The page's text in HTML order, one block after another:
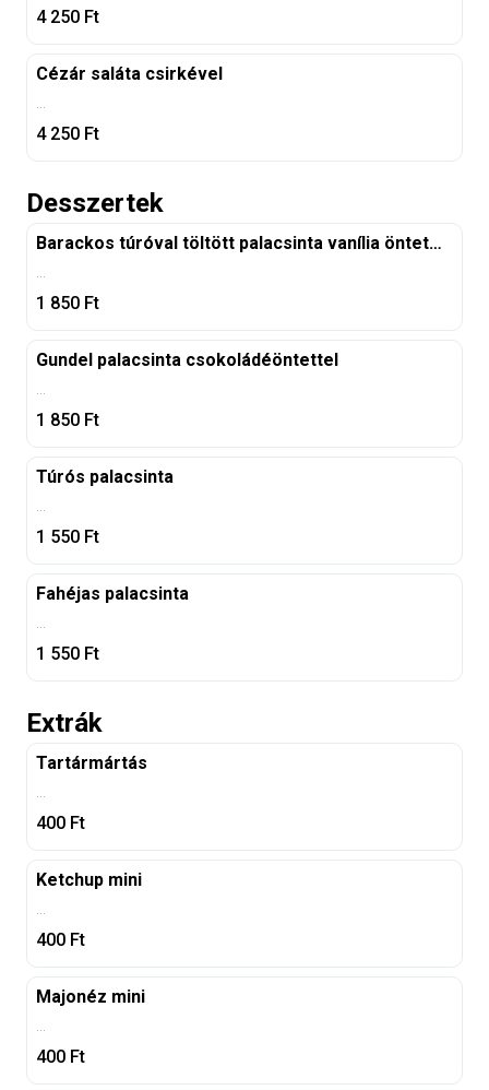
4 250 Ft
Cézár saláta csirkével
...
4 250 Ft
Desszertek
Barackos túróval töltött palacsinta vanília öntettel
...
1 850 Ft
Gundel palacsinta csokoládéöntettel
...
1 850 Ft
Túrós palacsinta
...
1 550 Ft
Fahéjas palacsinta
...
1 550 Ft
Extrák
Tartármártás
...
400 Ft
Ketchup mini
...
400 Ft
Majonéz mini
...
400 Ft